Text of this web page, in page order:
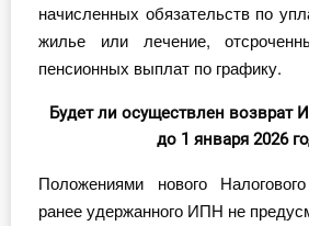
начисленных обязательств по
жилье или лечение,
пенсионных выплат по графику.
Будет ли осуществлен возврат
до 1 января 2026
Положениями нового
ранее удержанного ИПН не